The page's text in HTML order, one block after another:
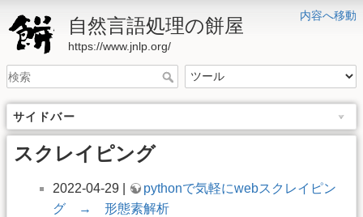
内容へ移動
自然言語処理の餅屋
https://www.jnlp.org/
サイドバー
スクレイピング
2022-04-29 |
pythonで気軽にwebスクレイピン
グ → 形態素解析